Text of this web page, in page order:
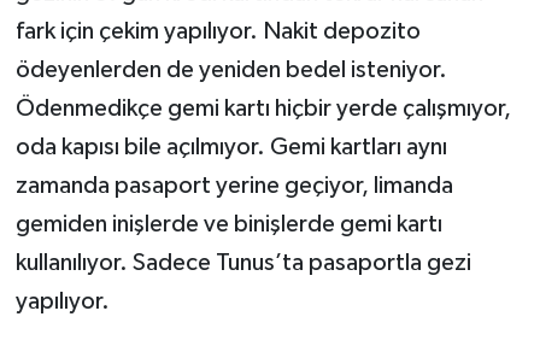
fark için çekim yapılıyor. Nakit depozito
ödeyenlerden de yeniden bedel isteniyor.
Ödenmedikçe gemi kartı hiçbir yerde çalışmıyor,
oda kapısı bile açılmıyor. Gemi kartları aynı
zamanda pasaport yerine geçiyor, limanda
gemiden inişlerde ve binişlerde gemi kartı
kullanılıyor. Sadece Tunus’ta pasaportla gezi
yapılıyor.